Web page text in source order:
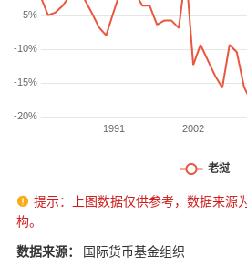
 提示：上图数据仅供参考，数据来源
构。
数据来源：
国际货币基金组织